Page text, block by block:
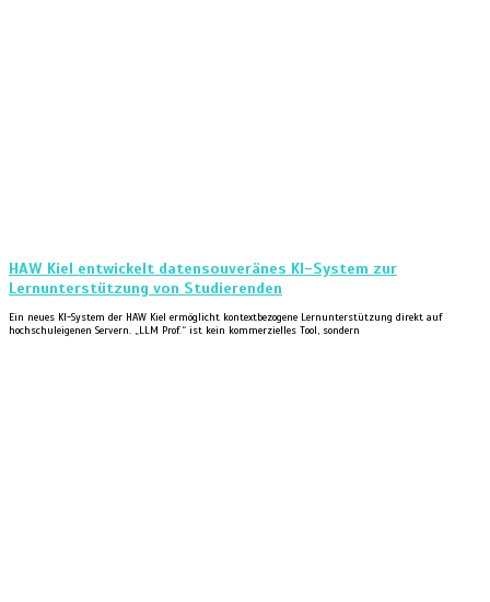
HAW Kiel entwickelt datensouveränes KI-System zur
Lernunterstützung von Studierenden
Ein neues KI-System der HAW Kiel ermöglicht kontextbezogene Lernunterstützung direkt auf
hochschuleigenen Servern. „LLM Prof.“ ist kein kommerzielles Tool, sondern